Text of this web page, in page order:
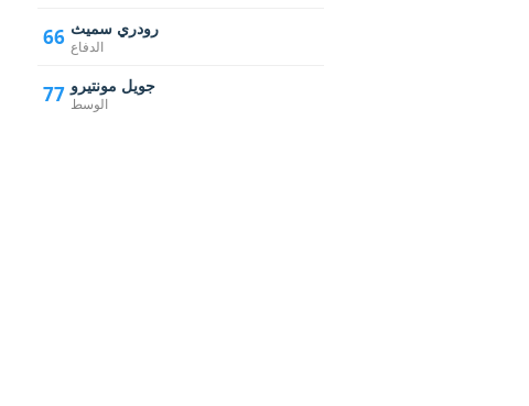
66 رودري سميث
الدفاع
77 جويل مونتيرو
الوسط